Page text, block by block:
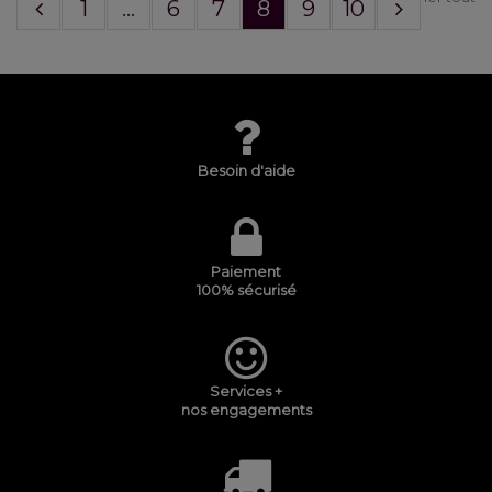
1 ... 6 7 8 9 10
Besoin d'aide
Paiement
100% sécurisé
Services +
nos engagements